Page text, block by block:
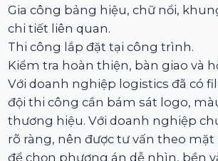
Gia công bảng hiệu, chữ nổi,
chi tiết liên quan.
Thi công lắp đặt tại công trình.
Kiểm tra hoàn thiện, bàn giao và
Với doanh nghiệp logistics đã có
đội thi công cần bám sát logo,
thương hiệu. Với doanh nghiệp
rõ ràng, nên được tư vấn theo
để chọn phương án dễ nhìn, bền